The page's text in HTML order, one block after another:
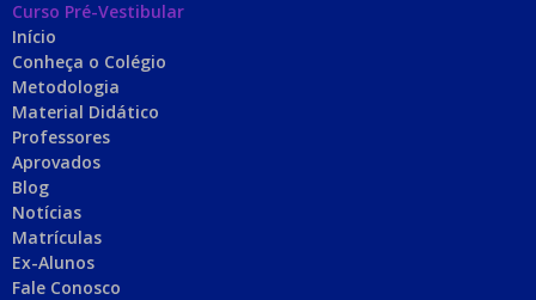
Curso Pré-Vestibular
Início
Conheça o Colégio
Metodologia
Material Didático
Professores
Aprovados
Blog
Notícias
Matrículas
Ex-Alunos
Fale Conosco